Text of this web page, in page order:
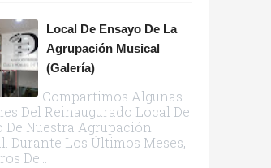
Local De Ensayo De La
Agrupación Musical
(galería)
Compartimos Algunas
Del Reinaugurado Local De
De Nuestra Agrupación
Durante Los Últimos Meses,
De...